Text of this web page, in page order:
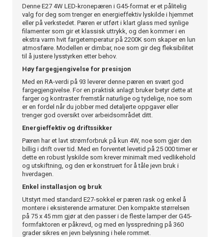
Denne E27 4W LED-kronepæren i G45-format er et pålitelig
valg for deg som trenger en energieffektiv lyskilde i hjemmet
eller på verkstedet. Pæren er utført i klart glass med synlige
filamenter som gir et klassisk uttrykk, og den kommer i en
ekstra varm hvit fargetemperatur på 2200K som skaper en lun
atmosfære. Modellen er dimbar, noe som gir deg fleksibilitet
til å justere lysstyrken etter behov.
Høy fargegjengivelse for presisjon
Med en RA-verdi på 93 leverer denne pæren en svært god
fargegjengivelse. For en praktisk anlagt bruker betyr dette at
farger og kontraster fremstår naturlige og tydelige, noe som
er en fordel når du jobber med detaljerte oppgaver eller
trenger god oversikt over arbeidsområdet ditt.
Energieffektiv og driftssikker
Pæren har et lavt strømforbruk på kun 4W, noe som gjør den
billig i drift over tid. Med en forventet levetid på 25 000 timer er
dette en robust lyskilde som krever minimalt med vedlikehold
og utskiftning, og den er konstruert for å tåle jevn bruk i
hverdagen.
Enkel installasjon og bruk
Utstyrt med standard E27-sokkel er pæren rask og enkel å
montere i eksisterende armaturer. Den kompakte størrelsen
på 75 x 45 mm gjør at den passer i de fleste lamper der G45-
formfaktoren er påkrevd, og med en lysspredning på 360
grader sikres en jevn belysning i hele rommet.